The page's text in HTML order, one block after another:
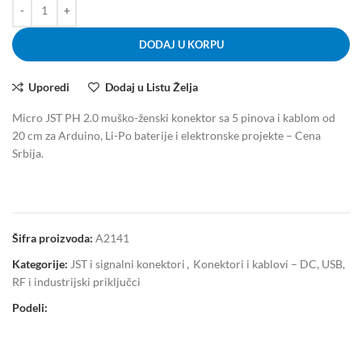
DODAJ U KORPU
Uporedi Dodaj u Listu Želja
Micro JST PH 2.0 muško-ženski konektor sa 5 pinova i kablom od
20 cm za Arduino, Li-Po baterije i elektronske projekte – Cena
Srbija.
Šifra proizvoda: A2141
Kategorije: JST i signalni konektori , Konektori i kablovi – DC, USB,
RF i industrijski priključci
Podeli: